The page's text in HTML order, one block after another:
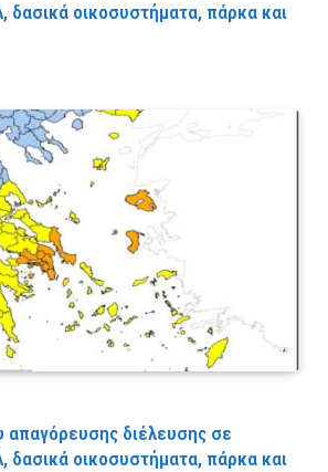
δασικά οικοσυστήματα, πάρκα και
απαγόρευσης διέλευσης σε
δασικά οικοσυστήματα, πάρκα και